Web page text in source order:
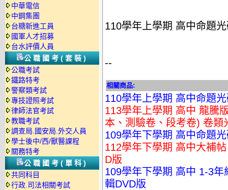
中華電信
中鋼集團
台糖新進工員
國軍人才招募
台水評價人員
公職國考(套裝)
公職考試
鐵路特考
警察類考試
專技證照考試
律師法官考試
教職考試
調查局.國安局.外交人員
學士後中/西/獸醫課程
關務特考
公職國考(單科)
共同科目
行政.司法相關考試
110學年上學期 高中命題
--
相關商品:
110學年上學期 高中命題
113學年上學期 高中 龍騰
本、測驗卷、段考卷) 卷類
109學年下學期 高中命題
112學年下學期 高中大補
D版
109學年下學期 高中 1-3
輯DVD版